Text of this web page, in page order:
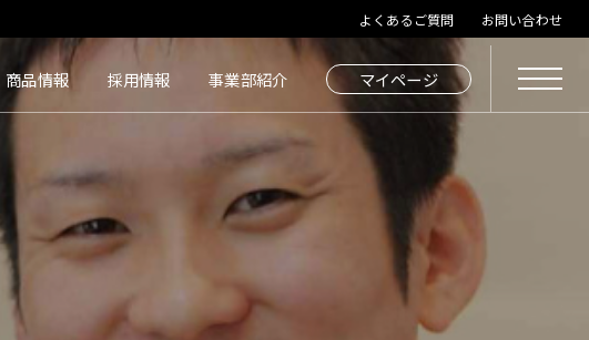
よくあるご質問 お問い合わせ
商品情報 採用情報 事業部紹介 マイページ